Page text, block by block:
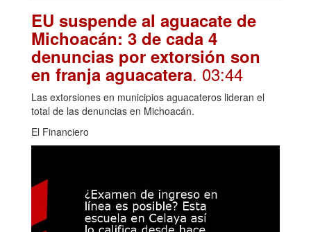
EU suspende al aguacate de
Michoacán: 3 de cada 4
denuncias por extorsión son
en franja aguacatera. 03:44
Las extorsiones en municipios aguacateros lideran el
total de las denuncias en Michoacán.
El Financiero